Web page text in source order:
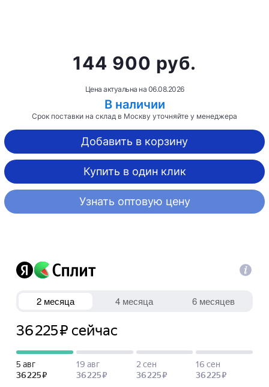
144 900 руб.
Цена актуальна на 06.08.2026
В наличии
Срок поставки на склад в Москву уточняйте у менеджера
Добавить в корзину
Купить в один клик
Узнать оптовую цену